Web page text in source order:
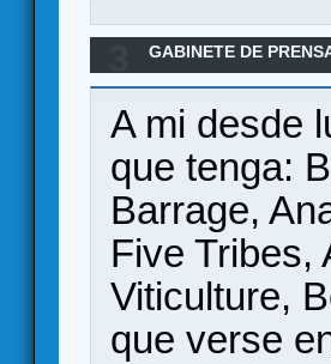
GABINETE DE
A mi desde
que tenga:
Barrage,
Five Tribes,
Viticulture,
que verse